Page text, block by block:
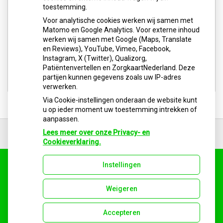
U heeft geen toestemming gegeven voor
externe inhoud die nodig is om dit te
zien.
Cookie-instellingen wijzigen
de
Uw Zorg Online|Beheer
Bezoek
onze
facebook
pagina
Bezoek
twitter
pagina
Instagram
Cookie-instellingen Voorwaarden
toestemming.
Voor analytische cookies werken wij samen met
Matomo en Google Analytics. Voor externe inhoud
werken wij samen met Google (Maps, Translate
en Reviews), YouTube, Vimeo, Facebook,
Instagram, X (Twitter), Qualizorg,
Patiëntenvertellen en ZorgkaartNederland. Deze
partijen kunnen gegevens zoals uw IP-adres
verwerken.
Via Cookie-instellingen onderaan de website kunt
u op ieder moment uw toestemming intrekken of
aanpassen.
Lees meer over onze Privacy- en
Cookieverklaring.
Instellingen
Weigeren
Accepteren